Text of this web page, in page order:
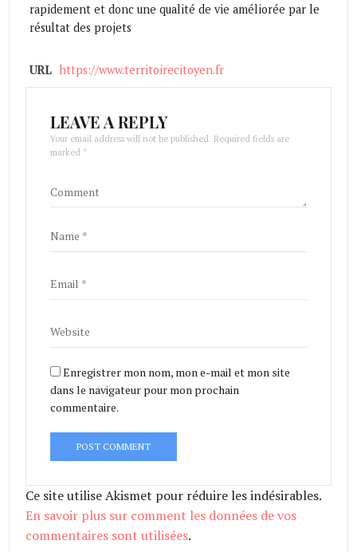
rapidement et donc une qualité de vie améliorée par le
résultat des projets
URL https://www.territoirecitoyen.fr
LEAVE A REPLY
Your email address will not be published. Required fields are
marked *
Enregistrer mon nom, mon e-mail et mon site
dans le navigateur pour mon prochain
commentaire.
Ce site utilise Akismet pour réduire les indésirables.
En savoir plus sur comment les données de vos
commentaires sont utilisées.